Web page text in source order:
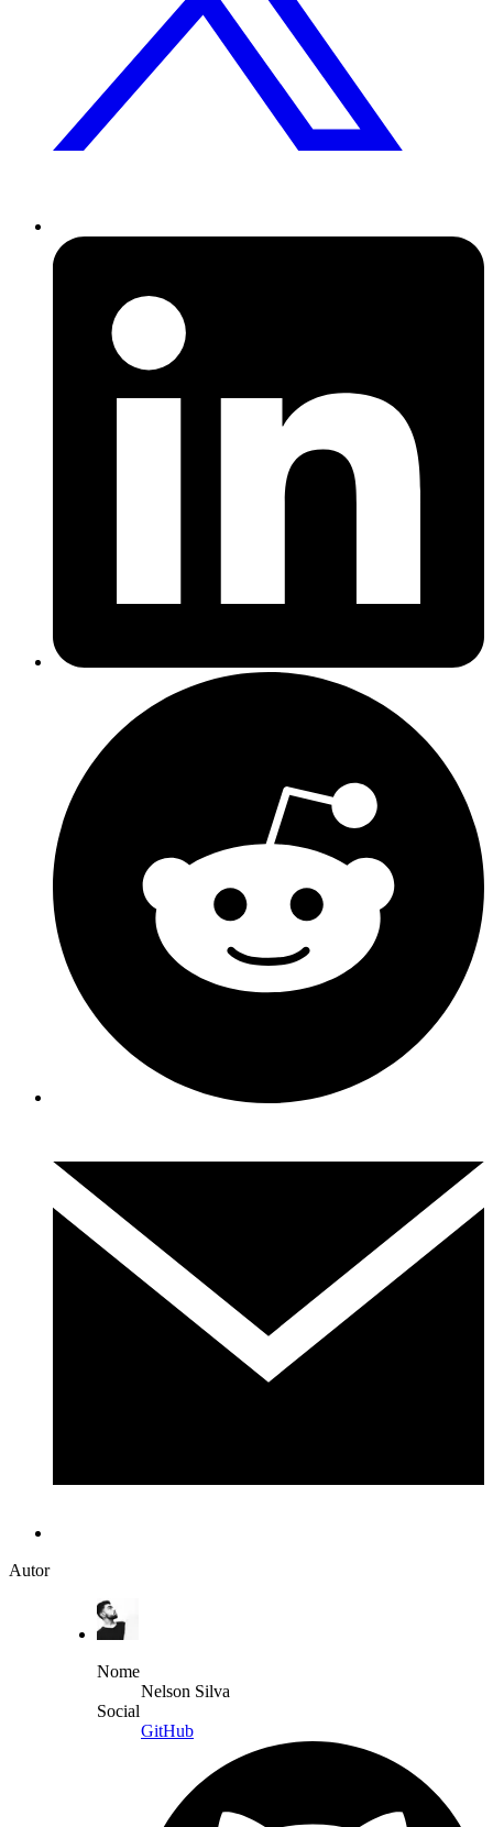
Autor
Nome
Nelson Silva
Social
GitHub